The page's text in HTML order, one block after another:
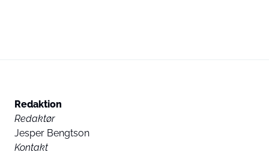
Redaktion
Redaktør
Jesper Bengtson
Kontakt